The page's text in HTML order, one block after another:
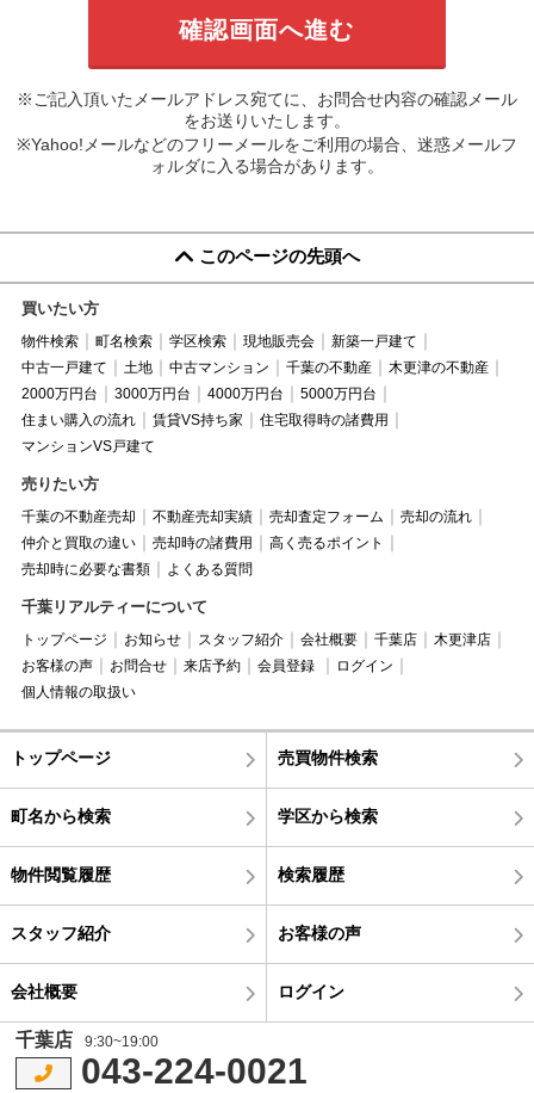
※ご記入頂いたメールアドレス宛てに、お問合せ内容の確認メール
をお送りいたします。
※Yahoo!メールなどのフリーメールをご利用の場合、迷惑メールフ
ォルダに入る場合があります。
このページの先頭へ
買いたい方
物件検索 町名検索 学区検索 現地販売会
新築一戸建て
中古一戸建て
土地 中古マンション 千葉の不動産
木更津の不動産
2000万円台
3000万円台 4000万円台
5000万円台
住まい購入の流れ
賃貸VS持ち家
住宅取得時の諸費用
マンションVS戸建て
売りたい方
千葉の不動産売却 不動産売却実績 売却査定フォーム
売却の流れ
仲介と買取の違い
売却時の諸費用
高く売るポイント
売却時に必要な書類
よくある質問
千葉リアルティーについて
トップページ お知らせ スタッフ紹介 会社概要 千葉店
木更津店
お客様の声
お問合せ 来店予約 会員登録
ログイン
個人情報の取扱い
トップページ 売買物件検索
町名から検索 学区から検索
物件閲覧履歴 検索履歴
スタッフ紹介 お客様の声
会社概要 ログイン
千葉店 9:30~19:00
043-224-0021